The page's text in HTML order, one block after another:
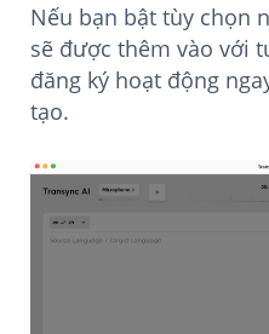
Nếu bạn bật tùy chọn
sẽ được thêm vào với
đăng ký hoạt động
tạo.